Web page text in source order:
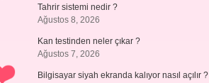
Tahrir sistemi nedir ?
Ağustos 8, 2026
Kan testinden neler çıkar ?
Ağustos 7, 2026
Bilgisayar siyah ekranda kalıyor nasıl açılır ?